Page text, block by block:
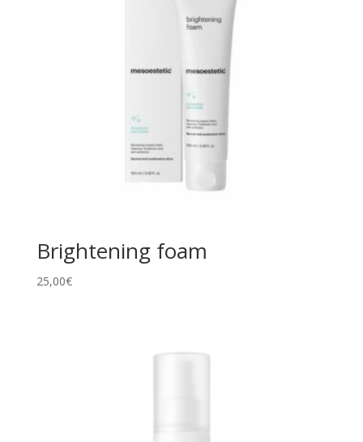
Brightening foam
25,00€